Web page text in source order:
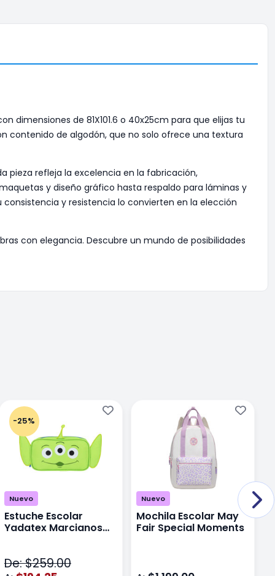
dimensiones de 81X101.6 o 40x25cm para que elijas tu
contenido de algodón, que no solo ofrece una textura
pieza refleja la excelencia en la fabricación,
y diseño gráfico hasta respaldo para láminas y
y resistencia lo convierten en la elección
con elegancia. Descubre un mundo de posibilidades
-25%
Nuevo
Estuche Escolar
Yadatex Marcianos
De: $259.00
Nuevo
Mochila Escolar May
Fair Special Moments